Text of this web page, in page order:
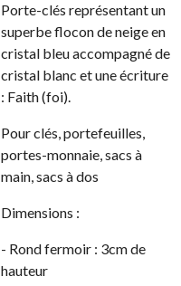
Porte-clés représentant un
superbe flocon de neige en
cristal bleu accompagné de
cristal blanc et une écriture
: Faith (foi).
Pour clés, portefeuilles,
portes-monnaie, sacs à
main, sacs à dos
Dimensions :
- Rond fermoir : 3cm de
hauteur